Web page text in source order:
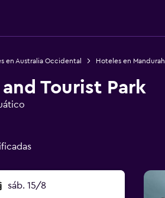
en Australia Occidental Hoteles en Mandurah
Tourist Park
sáb. 15/8